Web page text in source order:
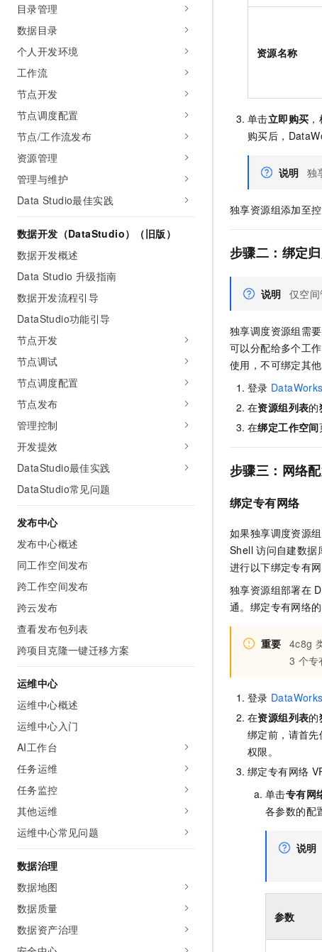
目录管理
数据目录
个人开发环境
工作流
节点开发
节点调度配置
节点/工作流发布
资源管理
管理与维护
Data Studio最佳实践
数据开发（DataStudio）（旧版）
数据开发概述
Data Studio 升级指南
数据开发流程引导
DataStudio功能引导
节点开发
节点调试
节点调度配置
节点发布
管理控制
开发提效
DataStudio最佳实践
DataStudio常见问题
发布中心
发布中心概述
同工作空间发布
跨工作空间发布
跨云发布
查看发布包列表
跨项目克隆一键迁移方案
运维中心
运维中心概述
运维中心入门
AI工作台
任务运维
任务监控
其他运维
运维中心常见问题
数据治理
数据地图
数据质量
数据资产治理
资源名称
单击立即购买
购买后，
说明 独
独享资源组添加至
步骤二：绑定
说明 仅空
独享调度资源组需
可以分配给多个工
使用，不可绑定其
登录 DataWorks
在资源组列表的
在绑定工作空间
步骤三：网络
绑定专有网络
如果独享调度资源
Shell 访问自建数据
进行以下绑定专有
独享资源组部署在
通。绑定专有网络的
重要 4c8g
3 个专
登录 DataWorks
在资源组列表的
绑定前，请首
权限。
绑定专有网络
单击专有网
各参数的配
说明
参数